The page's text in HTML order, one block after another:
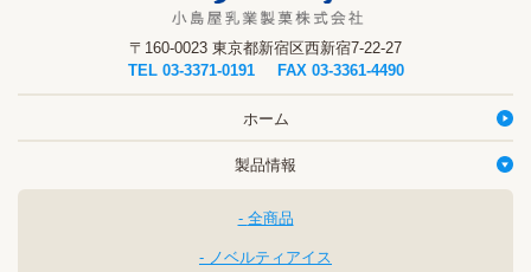
〒160-0023 東京都新宿区西新宿7-22-27
TEL 03-3371-0191 FAX 03-3361-4490
ホーム
製品情報
全商品
ノベルティアイス